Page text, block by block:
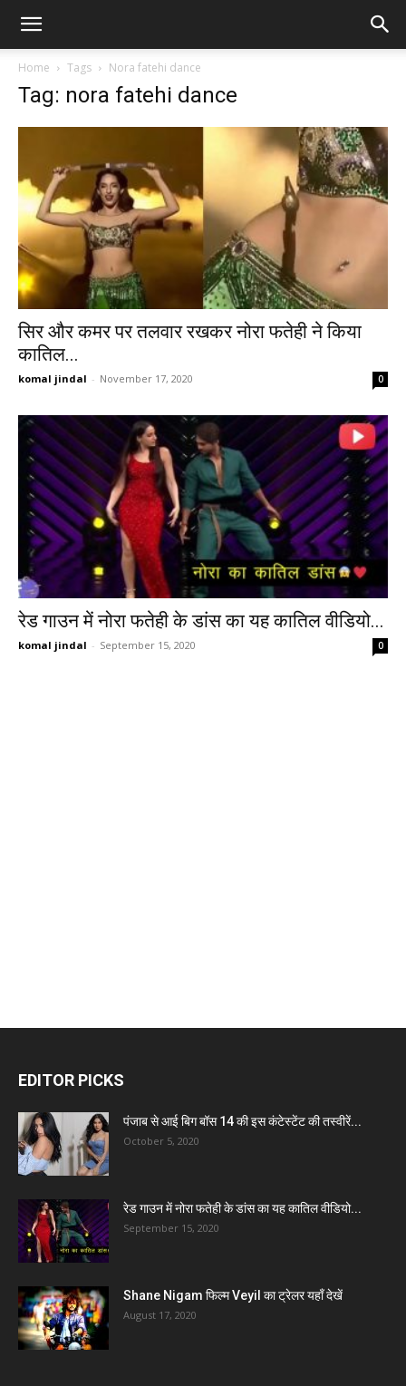
Home Tags Nora fatehi dance
Tag: nora fatehi dance
सिर और कमर पर तलवार रखकर नोरा फतेही ने किया
कातिल...
komal jindal - November 17, 2020 0
रेड गाउन में नोरा फतेही के डांस का यह कातिल वीडियो...
komal jindal - September 15, 2020 0
EDITOR PICKS
पंजाब से आई बिग बॉस 14 की इस कंटेस्टेंट की तस्वीरें...
October 5, 2020
रेड गाउन में नोरा फतेही के डांस का यह कातिल वीडियो...
September 15, 2020
Shane Nigam फिल्म Veyil का ट्रेलर यहाँ देखें
August 17, 2020